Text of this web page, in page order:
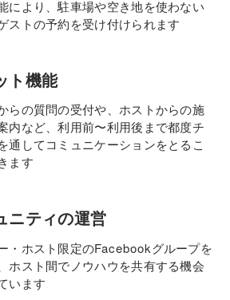
により、駐車場や空き地を使わない
ストの予約を受け付けられます
ト機能
らの質問の受付や、ホストからの施
内など、利用前〜利用後まで都度チ
通してコミュニケーションをとるこ
ます
ニティの運営
・ホスト限定のFacebookグループを
ホスト間でノウハウを共有する機会
います